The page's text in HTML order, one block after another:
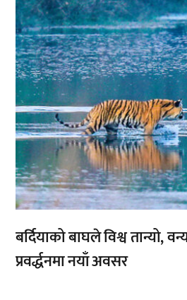
बर्दियाको बाघले विश्व तान्यो,
प्रवर्द्धनमा नयाँ अवसर